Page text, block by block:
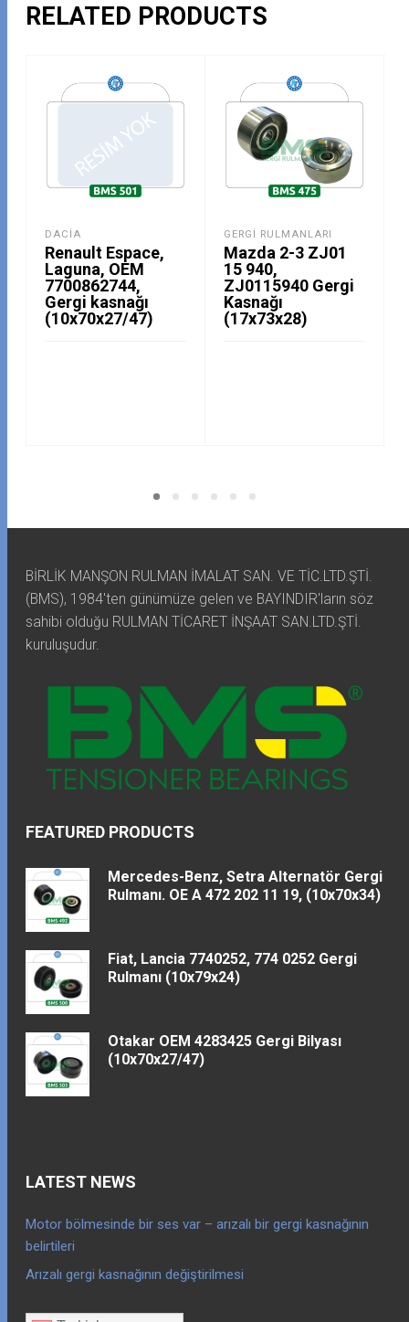
RELATED PRODUCTS
DACIA
Renault Espace,
Laguna, OEM
7700862744,
Gergi kasnağı
(10x70x27/47)
GERGI RULMANLARI
Mazda 2-3 ZJ01
15 940,
ZJ0115940 Gergi
Kasnağı
(17x73x28)
BİRLİK MANŞON RULMAN İMALAT SAN. VE TİC.LTD.ŞTİ.
(BMS), 1984'ten günümüze gelen ve BAYINDIR'ların söz
sahibi olduğu RULMAN TİCARET İNŞAAT SAN.LTD.ŞTİ.
kuruluşudur.
FEATURED PRODUCTS
Mercedes-Benz, Setra Alternatör Gergi
Rulmanı. OE A 472 202 11 19, (10x70x34)
Fiat, Lancia 7740252, 774 0252 Gergi
Rulmanı (10x79x24)
Otakar OEM 4283425 Gergi Bilyası
(10x70x27/47)
LATEST NEWS
Motor bölmesinde bir ses var – arızalı bir gergi kasnağının
belirtileri
Arızalı gergi kasnağının değiştirilmesi